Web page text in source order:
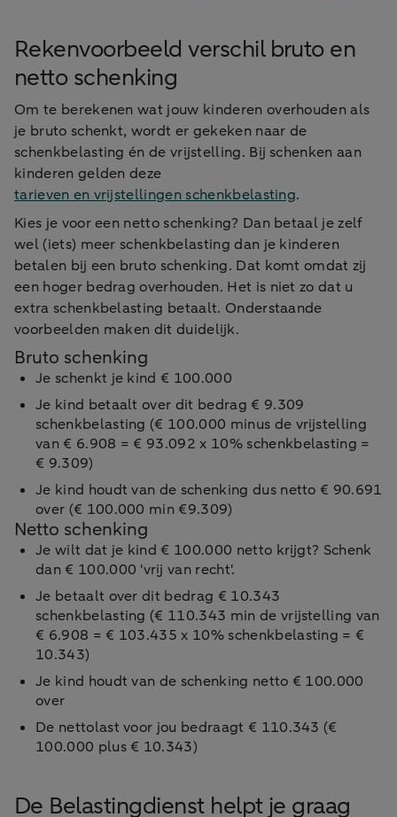
Rekenvoorbeeld verschil bruto en
netto schenking
Om te berekenen wat jouw kinderen overhouden als
je bruto schenkt, wordt er gekeken naar de
schenkbelasting én de vrijstelling. Bij schenken aan
kinderen gelden deze
tarieven en vrijstellingen schenkbelasting.
Kies je voor een netto schenking? Dan betaal je zelf
wel (iets) meer schenkbelasting dan je kinderen
betalen bij een bruto schenking. Dat komt omdat zij
een hoger bedrag overhouden. Het is niet zo dat u
extra schenkbelasting betaalt. Onderstaande
voorbeelden maken dit duidelijk.
Bruto schenking
Je schenkt je kind € 100.000
Je kind betaalt over dit bedrag € 9.309
schenkbelasting (€ 100.000 minus de vrijstelling
van € 6.908 = € 93.092 x 10% schenkbelasting =
€ 9.309)
Je kind houdt van de schenking dus netto € 90.691
over (€ 100.000 min €9.309)
Netto schenking
Je wilt dat je kind € 100.000 netto krijgt? Schenk
dan € 100.000 'vrij van recht'.
Je betaalt over dit bedrag € 10.343
schenkbelasting (€ 110.343 min de vrijstelling van
€ 6.908 = € 103.435 x 10% schenkbelasting = €
10.343)
Je kind houdt van de schenking netto € 100.000
over
De nettolast voor jou bedraagt € 110.343 (€
100.000 plus € 10.343)
De Belastingdienst helpt je graag